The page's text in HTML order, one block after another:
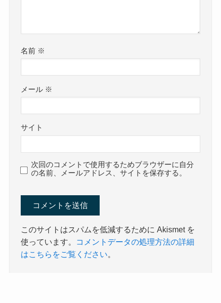
名前 ※
メール ※
サイト
次回のコメントで使用するためブラウザーに自分
の名前、メールアドレス、サイトを保存する。
このサイトはスパムを低減するために Akismet を
使っています。
コメントデータの処理方法の詳細
はこちらをご覧ください。